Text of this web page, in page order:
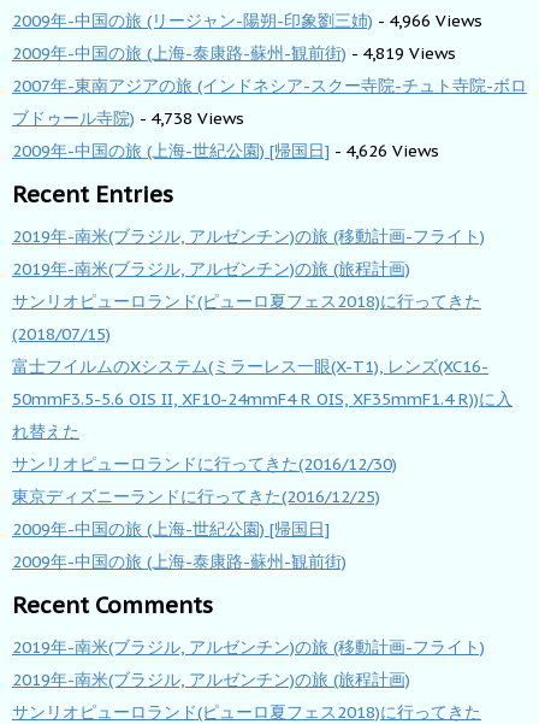
2009年-中国の旅 (リージャン-陽朔-印象劉三姉) - 4,966 Views
2009年-中国の旅 (上海-泰康路-蘇州-観前街) - 4,819 Views
2007年-東南アジアの旅 (インドネシア-スクー寺院-チュト寺院-ボロ
ブドゥール寺院) - 4,738 Views
2009年-中国の旅 (上海-世紀公園) [帰国日] - 4,626 Views
Recent Entries
2019年-南米(ブラジル, アルゼンチン)の旅 (移動計画-フライト)
2019年-南米(ブラジル, アルゼンチン)の旅 (旅程計画)
サンリオピューロランド(ピューロ夏フェス2018)に行ってきた
(2018/07/15)
富士フイルムのXシステム(ミラーレス一眼(X-T1), レンズ(XC16-
50mmF3.5-5.6 OIS II, XF10-24mmF4 R OIS, XF35mmF1.4 R))に入
れ替えた
サンリオピューロランドに行ってきた(2016/12/30)
東京ディズニーランドに行ってきた(2016/12/25)
2009年-中国の旅 (上海-世紀公園) [帰国日]
2009年-中国の旅 (上海-泰康路-蘇州-観前街)
Recent Comments
2019年-南米(ブラジル, アルゼンチン)の旅 (移動計画-フライト)
2019年-南米(ブラジル, アルゼンチン)の旅 (旅程計画)
サンリオピューロランド(ピューロ夏フェス2018)に行ってきた